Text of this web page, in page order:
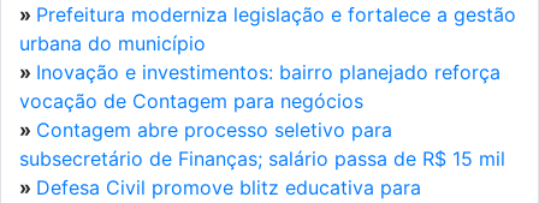
» Prefeitura moderniza legislação e fortalece a gestão
urbana do município
» Inovação e investimentos: bairro planejado reforça
vocação de Contagem para negócios
» Contagem abre processo seletivo para
subsecretário de Finanças; salário passa de R$ 15 mil
» Defesa Civil promove blitz educativa para